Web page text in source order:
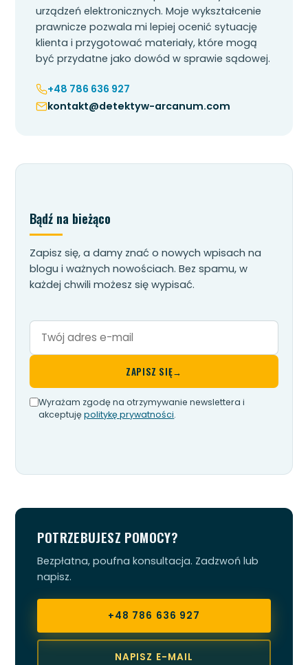
urządzeń elektronicznych. Moje wykształcenie
prawnicze pozwala mi lepiej ocenić sytuację
klienta i przygotować materiały, które mogą
być przydatne jako dowód w sprawie sądowej.
+48 786 636 927
kontakt@detektyw-arcanum.com
Bądź na bieżąco
Zapisz się, a damy znać o nowych wpisach na
blogu i ważnych nowościach. Bez spamu, w
każdej chwili możesz się wypisać.
Twój
adres
mail
ZAPISZ SIĘ→
Wyrażam zgodę na otrzymywanie newslettera i
akceptujępolitykę prywatności.
POTRZEBUJESZ POMOCY?
Bezpłatna, poufna konsultacja. Zadzwoń lub
napisz.
+48 786 636 927
NAPISZ E-MAIL